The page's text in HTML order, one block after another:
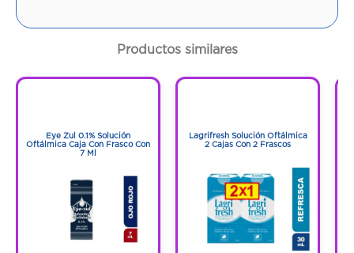
1 Frasco Con Gotas
Código:1294679
Productos similares
Eye Zul 0.1% Solución
Oftálmica Caja Con Frasco Con
7 Ml
Lagrifresh Solución Oftálmica
2 Cajas Con 2 Frascos